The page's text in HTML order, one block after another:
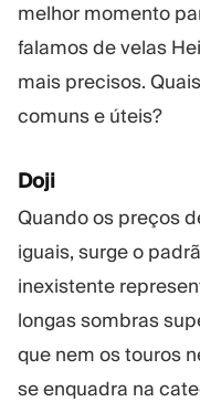
melhor momento
falamos de velas
mais precisos.
comuns e úteis?
Doji
Quando os preços
iguais, surge o
inexistente
longas sombras
que nem os touros
se enquadra na